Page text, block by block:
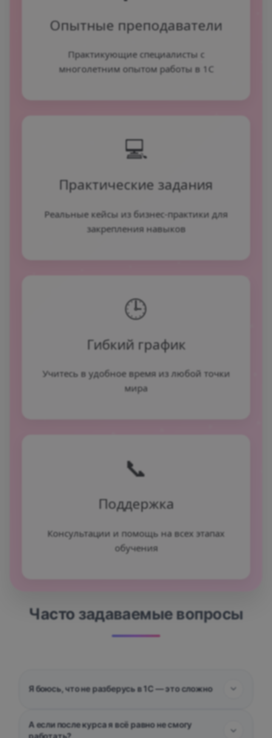
Опытные преподаватели
Практикующие специалисты с
многолетним опытом работы в 1С
💻
Практические задания
Реальные кейсы из бизнес-практики для
закрепления навыков
🕒
Гибкий график
Учитесь в удобное время из любой точки
мира
📞
Поддержка
Консультации и помощь на всех этапах
обучения